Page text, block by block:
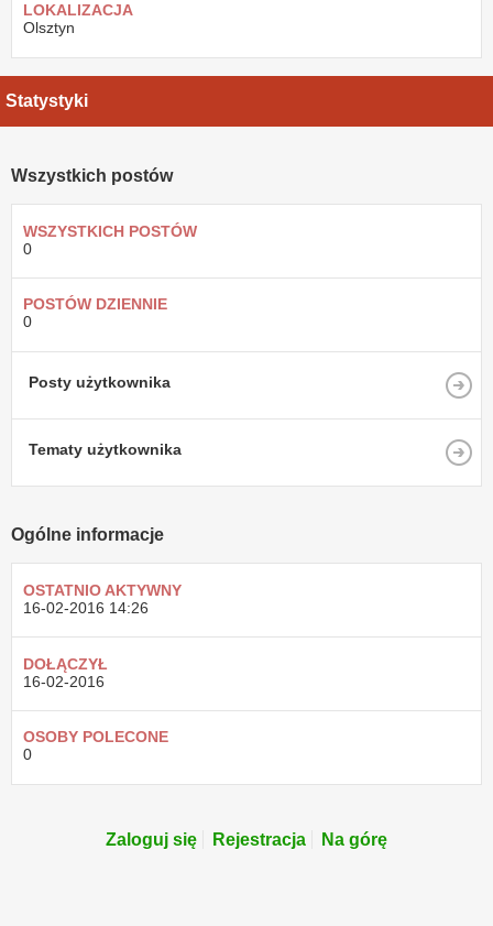
LOKALIZACJA
Olsztyn
Statystyki
Wszystkich postów
WSZYSTKICH POSTÓW
0
POSTÓW DZIENNIE
0
Posty użytkownika
Tematy użytkownika
Ogólne informacje
OSTATNIO AKTYWNY
16-02-2016 14:26
DOŁĄCZYŁ
16-02-2016
OSOBY POLECONE
0
Zaloguj się Rejestracja Na górę